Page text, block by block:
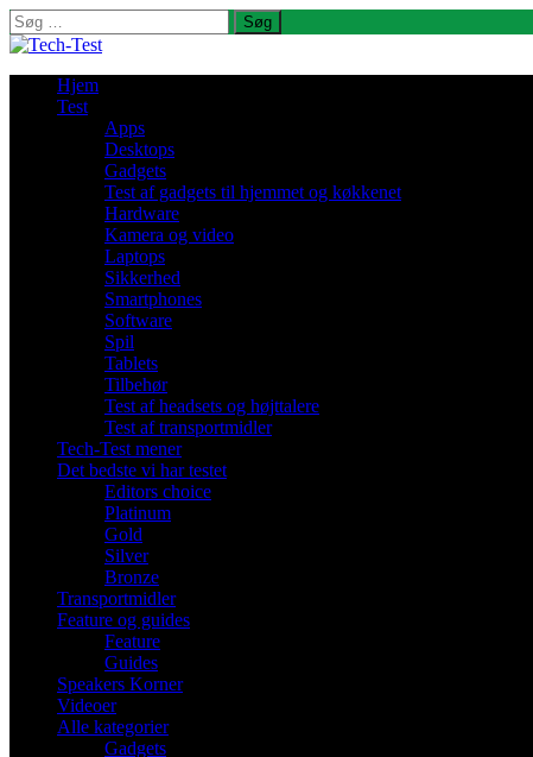
Søg
efter:
Hjem
Test
Apps
Desktops
Gadgets
Test af gadgets til hjemmet og køkkenet
Hardware
Kamera og video
Laptops
Sikkerhed
Smartphones
Software
Spil
Tablets
Tilbehør
Test af headsets og højttalere
Test af transportmidler
Tech-Test mener
Det bedste vi har testet
Editors choice
Platinum
Gold
Silver
Bronze
Transportmidler
Feature og guides
Feature
Guides
Speakers Korner
Videoer
Alle kategorier
Gadgets